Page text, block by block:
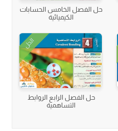
حل الفصل الخامس الحسابات
الكيميائية
الحل
حل الفصل الرابع الروابط
التساهمية